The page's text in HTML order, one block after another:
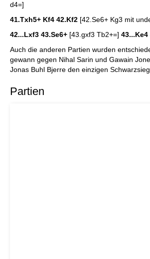
d4=]
41.Txh5+ Kf4 42.Kf2 [42.Se6+ Kg3 mit
42...Lxf3 43.Se6+ [43.gxf3 Tb2+=] 43...Ke4
Auch die anderen Partien wurden
gewann gegen Nihal Sarin und Gawain
Jonas Buhl Bjerre den einzigen Schwarzsieg
Partien